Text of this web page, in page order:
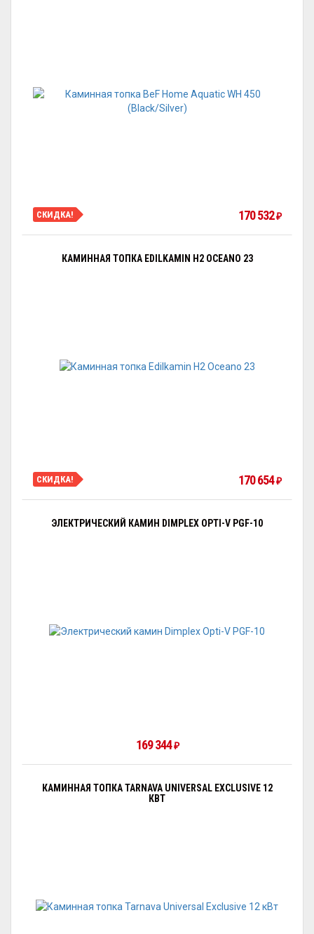
СКИДКА! 170 532 ₽
КАМИННАЯ ТОПКА EDILKAMIN H2 OCEANO 23
СКИДКА! 170 654 ₽
ЭЛЕКТРИЧЕСКИЙ КАМИН DIMPLEX OPTI-V PGF-10
169 344 ₽
КАМИННАЯ ТОПКА TARNAVA UNIVERSAL EXCLUSIVE 12
КВТ